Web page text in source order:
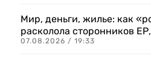
Мир, деньги, жилье: как
расколола сторонников
07.08.2026 / 19:33